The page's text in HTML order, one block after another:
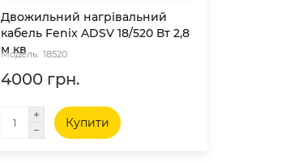
Двожильний нагрівальний
кабель Fenix ADSV 18/520 Вт 2,8
м кв
18520
4000 грн.
Купити